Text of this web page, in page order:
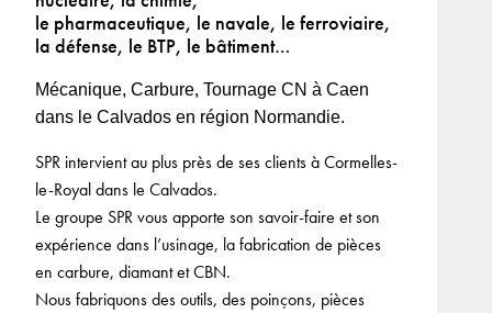
le pharmaceutique, le navale, le ferroviaire,
la défense, le BTP, le bâtiment…
Mécanique, Carbure, Tournage CN à Caen
dans le Calvados en région Normandie.
SPR intervient au plus près de ses clients à Cormelles-
le-Royal dans le Calvados.
Le groupe SPR vous apporte son savoir-faire et son
expérience dans l’usinage, la fabrication de pièces
en carbure, diamant et CBN.
Nous fabriquons des outils, des poinçons, pièces